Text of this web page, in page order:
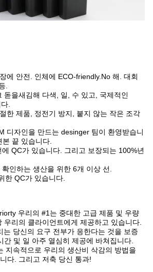
에 안전. 인체에 ECO-friendly.No 해. 대회
.
돋을새김해 다색, 일, 수 있고, 국제적인
.
한 제품, 정전기 방지, 붙지 않는 작은 조각
디자인을 만드는 desinger 팀이 환영받습니
끝 있습니다.
QC가 있습니다. 그리고 보장되는 100%년
인하는 생산을 위한 6개 이상 선.
한 QC가 있습니다.
우리의 #1는 중대한 고급 제품 및 우량
우리의 클라이언트에게 제공하고 있습니다.
는 당신의 요구 전부가 응한다는 것을 보증
간 및 일 아주 열심히 제공에 바쳐집니다.
지속적으로 우리의 생산비 삭감의 방법을
다. 그리고 저축 당신 통과!